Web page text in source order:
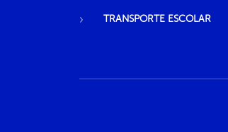
TRANSPORTE ESCOLAR